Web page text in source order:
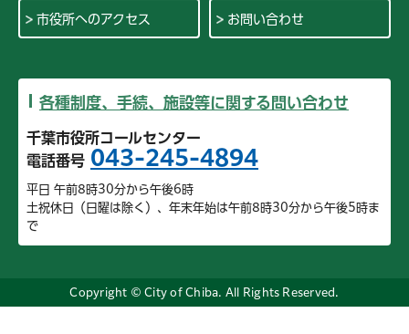
市役所へのアクセス お問い合わせ
各種制度、手続、施設等に関する問い合わせ
千葉市役所コールセンター
電話番号 043-245-4894
平日 午前8時30分から午後6時
土祝休日（日曜は除く）、年末年始は午前8時30分から午後5時ま
で
Copyright © City of Chiba. All Rights Reserved.